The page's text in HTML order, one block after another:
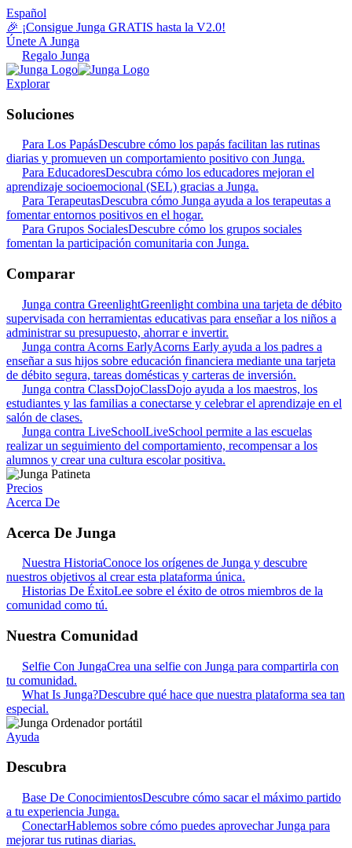
Español
🎉 ¡Consigue Junga GRATIS hasta la V2.0!
Únete A Junga
Regalo Junga
Explorar
Soluciones
Para Los PapásDescubre cómo los papás facilitan las rutinas
diarias y promueven un comportamiento positivo con Junga.
Para EducadoresDescubra cómo los educadores mejoran el
aprendizaje socioemocional (SEL) gracias a Junga.
Para TerapeutasDescubra cómo Junga ayuda a los terapeutas a
fomentar entornos positivos en el hogar.
Para Grupos SocialesDescubre cómo los grupos sociales
fomentan la participación comunitaria con Junga.
Comparar
Junga contra GreenlightGreenlight combina una tarjeta de débito
supervisada con herramientas educativas para enseñar a los niños a
administrar su presupuesto, ahorrar e invertir.
Junga contra Acorns EarlyAcorns Early ayuda a los padres a
enseñar a sus hijos sobre educación financiera mediante una tarjeta
de débito segura, tareas domésticas y carteras de inversión.
Junga contra ClassDojoClassDojo ayuda a los maestros, los
estudiantes y las familias a conectarse y celebrar el aprendizaje en el
salón de clases.
Junga contra LiveSchoolLiveSchool permite a las escuelas
realizar un seguimiento del comportamiento, recompensar a los
alumnos y crear una cultura escolar positiva.
Precios
Acerca De
Acerca De Junga
Nuestra HistoriaConoce los orígenes de Junga y descubre
nuestros objetivos al crear esta plataforma única.
Historias De ÉxitoLee sobre el éxito de otros miembros de la
comunidad como tú.
Nuestra Comunidad
Selfie Con JungaCrea una selfie con Junga para compartirla con
tu comunidad.
What Is Junga?Descubre qué hace que nuestra plataforma sea tan
especial.
Ayuda
Descubra
Base De ConocimientosDescubre cómo sacar el máximo partido
a tu experiencia Junga.
ConectarHablemos sobre cómo puedes aprovechar Junga para
mejorar tus rutinas diarias.